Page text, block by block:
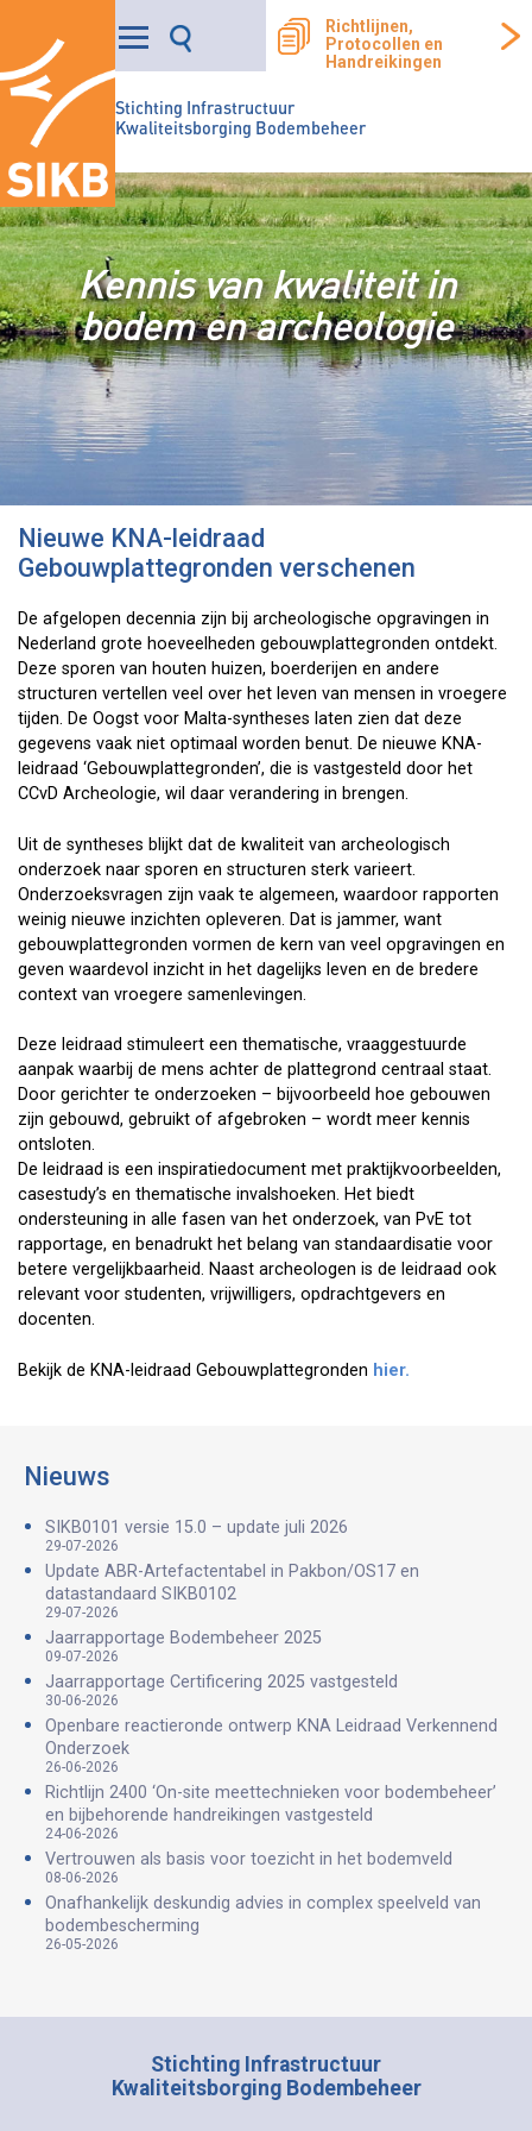
Stichting Infrastructuur
Kwaliteitsborging Bodembeheer
Richtlijnen,
Protocollen en
Handreikingen
Kennis van kwaliteit in
bodem en archeologie
Nieuwe KNA-leidraad
Gebouwplattegronden verschenen
De afgelopen decennia zijn bij archeologische opgravingen in
Nederland grote hoeveelheden gebouwplattegronden ontdekt.
Deze sporen van houten huizen, boerderijen en andere
structuren vertellen veel over het leven van mensen in vroegere
tijden. De Oogst voor Malta-syntheses laten zien dat deze
gegevens vaak niet optimaal worden benut. De nieuwe KNA-
leidraad ‘Gebouwplattegronden’, die is vastgesteld door het
CCvD Archeologie, wil daar verandering in brengen.
Uit de syntheses blijkt dat de kwaliteit van archeologisch
onderzoek naar sporen en structuren sterk varieert.
Onderzoeksvragen zijn vaak te algemeen, waardoor rapporten
weinig nieuwe inzichten opleveren. Dat is jammer, want
gebouwplattegronden vormen de kern van veel opgravingen en
geven waardevol inzicht in het dagelijks leven en de bredere
context van vroegere samenlevingen.
Deze leidraad stimuleert een thematische, vraaggestuurde
aanpak waarbij de mens achter de plattegrond centraal staat.
Door gerichter te onderzoeken – bijvoorbeeld hoe gebouwen
zijn gebouwd, gebruikt of afgebroken – wordt meer kennis
ontsloten.
De leidraad is een inspiratiedocument met praktijkvoorbeelden,
casestudy’s en thematische invalshoeken. Het biedt
ondersteuning in alle fasen van het onderzoek, van PvE tot
rapportage, en benadrukt het belang van standaardisatie voor
betere vergelijkbaarheid. Naast archeologen is de leidraad ook
relevant voor studenten, vrijwilligers, opdrachtgevers en
docenten.
Bekijk de KNA-leidraad Gebouwplattegronden hier.
Nieuws
SIKB0101 versie 15.0 – update juli 2026
29-07-2026
Update ABR-Artefactentabel in Pakbon/OS17 en
datastandaard SIKB0102
29-07-2026
Jaarrapportage Bodembeheer 2025
09-07-2026
Jaarrapportage Certificering 2025 vastgesteld
30-06-2026
Openbare reactieronde ontwerp KNA Leidraad Verkennend
Onderzoek
26-06-2026
Richtlijn 2400 ‘On-site meettechnieken voor bodembeheer’
en bijbehorende handreikingen vastgesteld
24-06-2026
Vertrouwen als basis voor toezicht in het bodemveld
08-06-2026
Onafhankelijk deskundig advies in complex speelveld van
bodembescherming
26-05-2026
Stichting Infrastructuur
Kwaliteitsborging Bodembeheer